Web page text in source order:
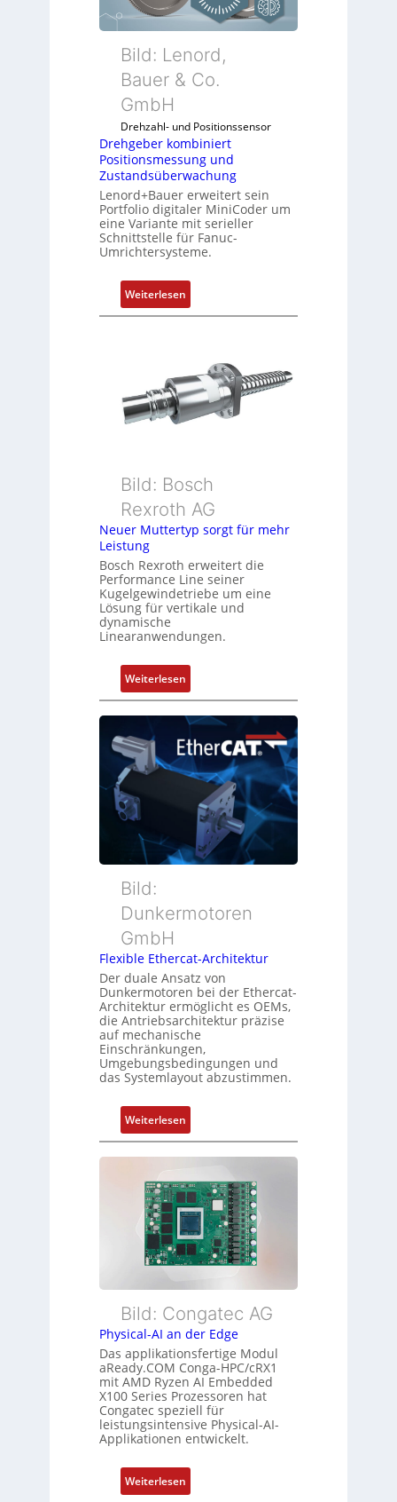
e
r
o
m
n
i
e
r
t
P
o
t
s
m
e
n
u
d
Z
u
t
a
n
d
s
ü
b
e
c
h
g
Bild: Lenord,
Bauer & Co.
GmbH
Drehzahl- und Positionssensor
Drehgeber kombiniert
Positionsmessung und
Zustandsüberwachung
Lenord+Bauer erweitert sein
Portfolio digitaler MiniCoder um
eine Variante mit serieller
Schnittstelle für Fanuc-
Umrichtersysteme.
Weiterlesen:
D
g
e
b
k
m
b
n
i
e
P
o
s
i
t
i
o
e
u
u
n
d
Z
u
s
t
d
b
e
r
w
a
u
n
g
Bild: Bosch
Rexroth AG
Neuer Muttertyp sorgt für mehr
Leistung
Bosch Rexroth erweitert die
Performance Line seiner
Kugelgewindetriebe um eine
Lösung für vertikale und
dynamische
Linearanwendungen.
Weiterlesen:
N
e
e
r
t
e
y
s
o
r
g
t
f
ü
m
e
h
L
e
i
s
t
n
g
Bild:
Dunkermotoren
GmbH
Flexible Ethercat-Architektur
Der duale Ansatz von
Dunkermotoren bei der Ethercat-
Architektur ermöglicht es OEMs,
die Antriebsarchitektur präzise
auf mechanische
Einschränkungen,
Umgebungsbedingungen und
das Systemlayout abzustimmen.
Weiterlesen:
F
l
x
i
b
l
e
E
h
e
r
c
a
t
-
r
c
Bild: Congatec AG
Physical-AI an der Edge
Das applikationsfertige Modul
aReady.COM Conga-HPC/cRX1
mit AMD Ryzen AI Embedded
X100 Series Prozessoren hat
Congatec speziell für
leistungsintensive Physical-AI-
Applikationen entwickelt.
Weiterlesen:
P